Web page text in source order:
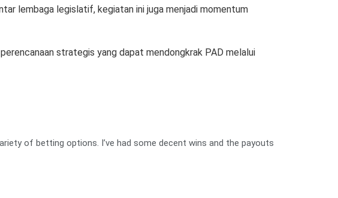
lembaga legislatif, kegiatan ini juga menjadi momentum
strategis yang dapat mendongkrak PAD melalui
of betting options. I’ve had some decent wins and the payouts